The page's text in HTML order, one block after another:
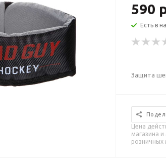
590
Есть в
Защита
Цена
магазина
розничных